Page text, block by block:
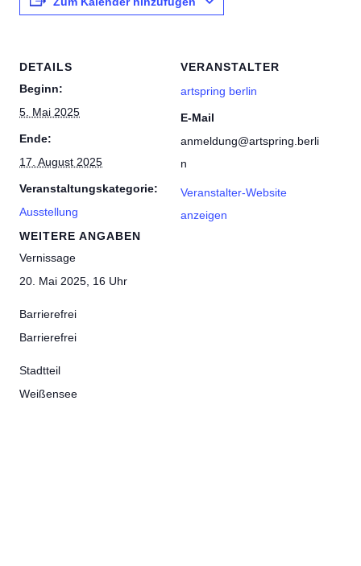
DETAILS
Beginn:
5. Mai 2025
Ende:
17. August 2025
Veranstaltungskategorie:
Ausstellung
VERANSTALTER
artspring berlin
E-Mail
anmeldung@artspring.berli
n
Veranstalter-Website
anzeigen
WEITERE ANGABEN
Vernissage
20. Mai 2025, 16 Uhr
Barrierefrei
Barrierefrei
Stadtteil
Weißensee